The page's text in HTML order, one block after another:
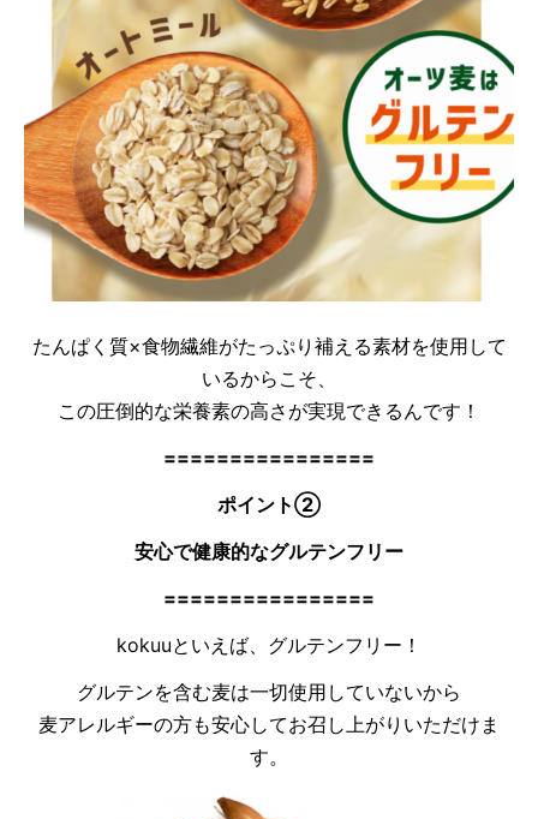
たんぱく質×食物繊維がたっぷり補える素材を使用して
いるからこそ、
この圧倒的な栄養素の高さが実現できるんです！
================
ポイント②
安心で健康的なグルテンフリー
================
kokuuといえば、グルテンフリー！
グルテンを含む麦は一切使用していないから
麦アレルギーの方も安心してお召し上がりいただけま
す。